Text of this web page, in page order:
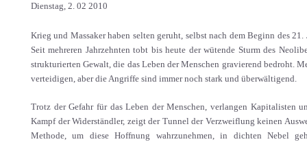
Dienstag, 2. 02 2010
Krieg und Massaker haben selten geruht, selbst nach dem Beginn des
Seit mehreren Jahrzehnten tobt bis heute der wütende Sturm des
strukturierten Gewalt, die das Leben der Menschen gravierend bedroht.
verteidigen, aber die Angriffe sind immer noch stark und überwältigend.
Trotz der Gefahr für das Leben der Menschen, verlangen Kapitalisten
Kampf der Widerständler, zeigt der Tunnel der Verzweiflung keinen
Methode, um diese Hoffnung wahrzunehmen, in dichten Nebel